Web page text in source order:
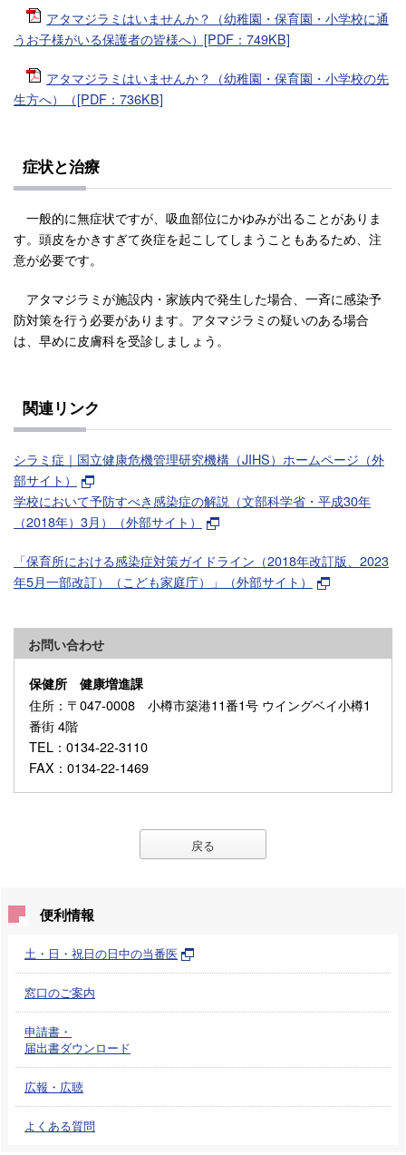
アタマジラミはいませんか？（幼稚園・保育園・小学校に通
うお子様がいる保護者の皆様へ）[PDF：749KB]
アタマジラミはいませんか？（幼稚園・保育園・小学校の先
生方へ）（[PDF：736KB]
症状と治療
一般的に無症状ですが、吸血部位にかゆみが出ることがありま
す。頭皮をかきすぎて炎症を起こしてしまうこともあるため、注
意が必要です。
アタマジラミが施設内・家族内で発生した場合、一斉に感染予
防対策を行う必要があります。アタマジラミの疑いのある場合
は、早めに皮膚科を受診しましょう。
関連リンク
シラミ症｜国立健康危機管理研究機構（JIHS）ホームページ（外
部サイト）
学校において予防すべき感染症の解説（文部科学省・平成30年
（2018年）3月）（外部サイト）
「保育所における感染症対策ガイドライン（2018年改訂版、2023
年5月一部改訂）（こども家庭庁）」（外部サイト）
お問い合わせ
保健所 健康増進課
住所 ：〒047-0008 小樽市築港11番1号 ウイングベイ小樽1
番街 4階
TEL ：0134-22-3110
FAX ：0134-22-1469
戻る
便利情報
土・日・祝日の日中の当番医
窓口のご案内
申請書・
届出書ダウンロード
広報・広聴
よくある質問